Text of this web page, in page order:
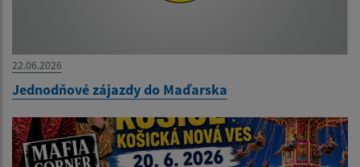
22.06.2026
Jednodňové zájazdy do Maďarska